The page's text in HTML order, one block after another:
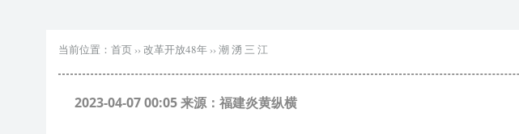
当前位置： 首页 ›› 改革开放48年 ›› 潮 湧 三 江
2023-04-07 00:05 来源：福建炎黄纵横